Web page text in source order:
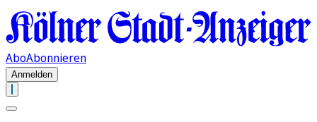
AboAbonnieren
Anmelden